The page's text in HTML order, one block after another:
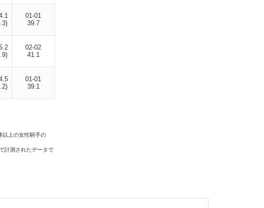
01-01
39.7
02-02
41.1
01-01
39.1
以上の女性騎手の
計測されたデータで